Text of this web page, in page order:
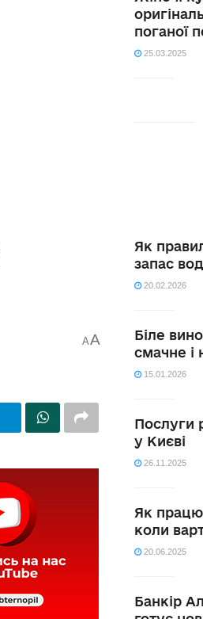
поганої
25.03.2025
AA
Як
запас
20.02.2026
Біле
смачне і
15.01.2026
Послуги
у Києві
26.11.2025
Як
коли
20.06.2025
Банкір